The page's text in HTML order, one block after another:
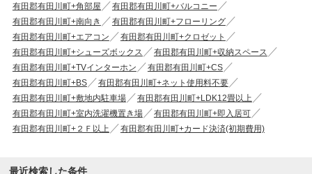
有田郡有田川町+角部屋
有田郡有田川町+バルコニー
有田郡有田川町+南向き
有田郡有田川町+フローリング
有田郡有田川町+エアコン
有田郡有田川町+クロゼット
有田郡有田川町+シューズボックス
有田郡有田川町+収納スペース
有田郡有田川町+TVインターホン
有田郡有田川町+CS
有田郡有田川町+BS
有田郡有田川町+ネット使用料不要
有田郡有田川町+敷地内駐車場
有田郡有田川町+LDK12畳以上
有田郡有田川町+室内洗濯機置き場
有田郡有田川町+即入居可
有田郡有田川町+２Ｆ以上
有田郡有田川町+カード決済(初期費用)
最近検索した条件